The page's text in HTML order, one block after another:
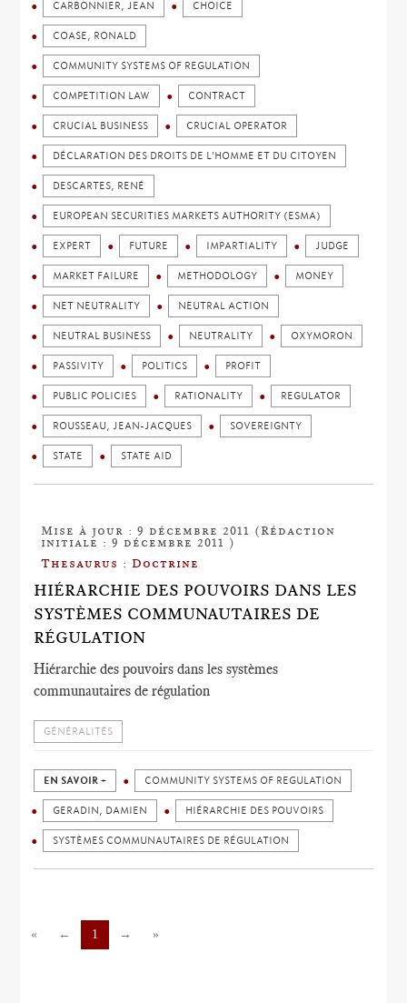
CARBONNIER, JEAN CHOICE
COASE, RONALD
COMMUNITY SYSTEMS OF REGULATION
COMPETITION LAW CONTRACT
CRUCIAL BUSINESS CRUCIAL OPERATOR
DÉCLARATION DES DROITS DE L'HOMME ET DU CITOYEN
DESCARTES, RENÉ
EUROPEAN SECURITIES MARKETS AUTHORITY (ESMA)
EXPERT FUTURE IMPARTIALITY JUDGE
MARKET FAILURE METHODOLOGY MONEY
NET NEUTRALITY NEUTRAL ACTION
NEUTRAL BUSINESS NEUTRALITY OXYMORON
PASSIVITY POLITICS PROFIT
PUBLIC POLICIES RATIONALITY REGULATOR
ROUSSEAU, JEAN-JACQUES SOVEREIGNTY
STATE STATE AID
Mise à jour : 9 décembre 2011 (Rédaction
initiale : 9 décembre 2011 )
Thesaurus : Doctrine
HIÉRARCHIE DES POUVOIRS DANS LES
SYSTÈMES COMMUNAUTAIRES DE
RÉGULATION
Hiérarchie des pouvoirs dans les systèmes
communautaires de régulation
GÉNÉRALITÉS
EN SAVOIR + COMMUNITY SYSTEMS OF REGULATION
GERADIN, DAMIEN HIÉRARCHIE DES POUVOIRS
SYSTÈMES COMMUNAUTAIRES DE RÉGULATION
« ← 1 → »